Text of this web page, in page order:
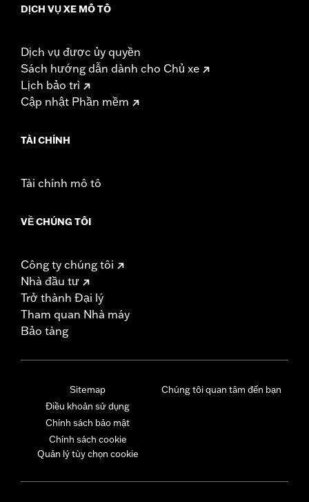
DỊCH VỤ XE MÔ TÔ
Dịch vụ được ủy quyền
Sách hướng dẫn dành cho Chủ xe
Lịch bảo trì
Cập nhật Phần mềm
TÀI CHÍNH
Tài chính mô tô
VỀ CHÚNG TÔI
Công ty chúng tôi
Nhà đầu tư
Trở thành Đại lý
Tham quan Nhà máy
Bảo tàng
Sitemap
Điều khoản sử dụng
Chính sách bảo mật
Chính sách cookie
Quản lý tùy chọn cookie
Chúng tôi quan tâm đến bạn